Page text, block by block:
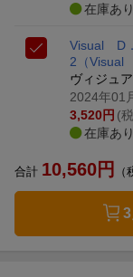
在庫あり
Visual D
2 （
ヴィジュ
2024年01
3,520円 (
在庫あり
合計 10,560円 （